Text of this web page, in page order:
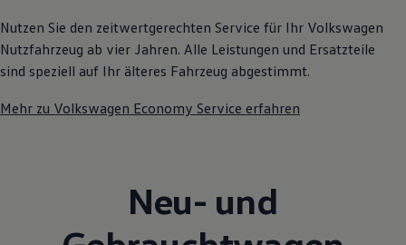
Nutzen Sie den zeitwertgerechten Service für Ihr Volkswagen
Nutzfahrzeug ab vier Jahren. Alle Leistungen und Ersatzteile
sind speziell auf Ihr älteres Fahrzeug abgestimmt.
Mehr zu Volkswagen Economy Service erfahren
Neu- und